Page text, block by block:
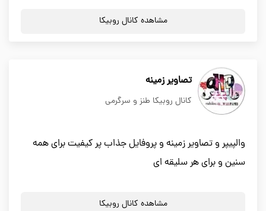
مشاهده کانال روبیکا
تصاویر زمینه
کانال روبیکا طنز و سرگرمی
والپیپر و تصاویر زمینه و پروفایل جذاب پر کیفیت برای همه
سنین و برای هر سلیقه ای
مشاهده کانال روبیکا